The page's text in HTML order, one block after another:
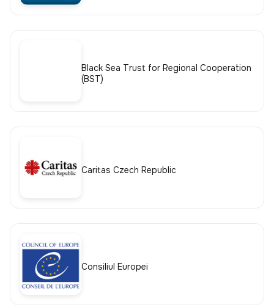
Black Sea Trust for Regional Cooperation
(BST)
Caritas Czech Republic
Consiliul Europei